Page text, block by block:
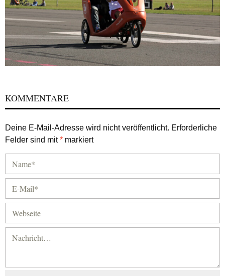
KOMMENTARE
Deine E-Mail-Adresse wird nicht veröffentlicht. Erforderliche
Felder sind mit* markiert